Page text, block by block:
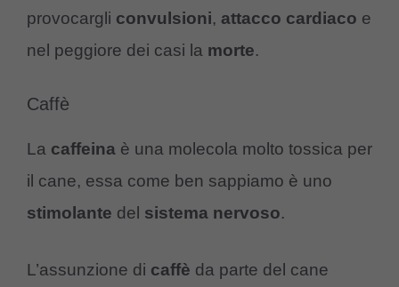
provocargli convulsioni, attacco cardiaco e
nel peggiore dei casi la morte.
Caffè
La caffeina è una molecola molto tossica per
il cane, essa come ben sappiamo è uno
stimolante del sistema nervoso.
L’assunzione di caffè da parte del cane